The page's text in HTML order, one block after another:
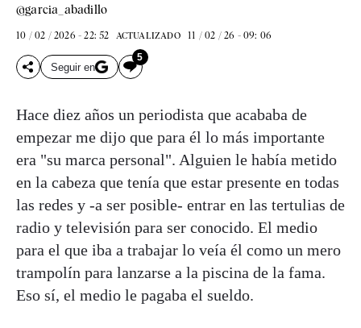
@garcia_abadillo
10 / 02 / 2026 - 22: 52 ACTUALIZADO 11 / 02 / 26 - 09: 06
Seguir en
5
Hace diez años un periodista que acababa de
empezar me dijo que para él lo más importante
era "su marca personal". Alguien le había metido
en la cabeza que tenía que estar presente en todas
las redes y -a ser posible- entrar en las tertulias de
radio y televisión para ser conocido. El medio
para el que iba a trabajar lo veía él como un mero
trampolín para lanzarse a la piscina de la fama.
Eso sí, el medio le pagaba el sueldo.